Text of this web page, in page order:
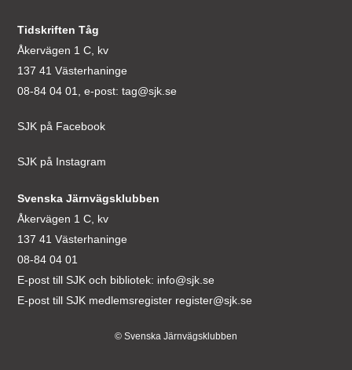
Tidskriften Tåg
Åkervägen 1 C, kv
137 41 Västerhaninge
08-84 04 01, e-post:tag@sjk.se
SJK på Facebook
SJK på Instagram
Svenska Järnvägsklubben
Åkervägen 1 C, kv
137 41 Västerhaninge
08-84 04 01
E-post till SJK och bibliotek: info@sjk.se
E-post till SJK medlemsregister register@sjk.se
© Svenska Järnvägsklubben